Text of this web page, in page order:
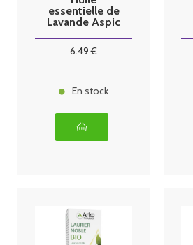
essentielle de
Lavande Aspic
6.49 €
En stock